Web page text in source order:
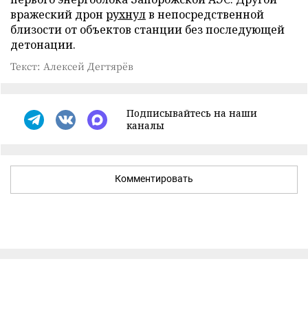
вражеский дрон рухнулв непосредственной
близости от объектов станции без последующей
детонации.
Текст: Алексей Дегтярёв
Подписывайтесь на наши
каналы
Комментировать